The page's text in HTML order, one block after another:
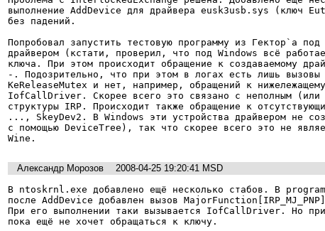
выполнение AddDevice для драйвера eusk3usb.sys (ключ
без падений.
Попробовал запустить тестовую программу из Гектор`а
драйвером (кстати, проверил, что под Windows всё
ключа. При этом происходит обращение к создаваемому
-. Подозрительно, что при этом в логах есть лишь
KeReleaseMutex и нет, например, обращений к
IofCallDriver. Скорее всего это связано с неполным (или
структуры IRP. Происходит также обращение к
..., SkeyDev2. В Windows эти устройства драйвером не
с помощью DeviceTree), так что скорее всего это не
Александр Морозов
2008-04-25 19:20:41 MSD
В ntoskrnl.exe добавлено ещё несколько стабов. В
после AddDevice добавлен вызов MajorFunction[IRP_MJ_PNP]
При его выполнении таки вызывается IofCallDriver. Но при